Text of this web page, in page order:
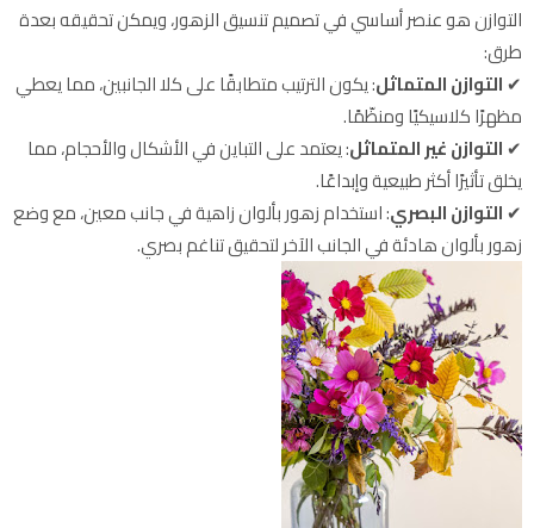
التوازن هو عنصر أساسي في تصميم تنسيق الزهور، ويمكن تحقيقه بعدة
طرق:
✔التوازن المتماثل: يكون الترتيب متطابقًا على كلا الجانبين، مما يعطي
مظهرًا كلاسيكيًا ومنظّمًا.
✔التوازن غير المتماثل: يعتمد على التباين في الأشكال والأحجام، مما
يخلق تأثيرًا أكثر طبيعية وإبداعًا.
✔التوازن البصري: استخدام زهور بألوان زاهية في جانب معين، مع وضع
زهور بألوان هادئة في الجانب الآخر لتحقيق تناغم بصري.